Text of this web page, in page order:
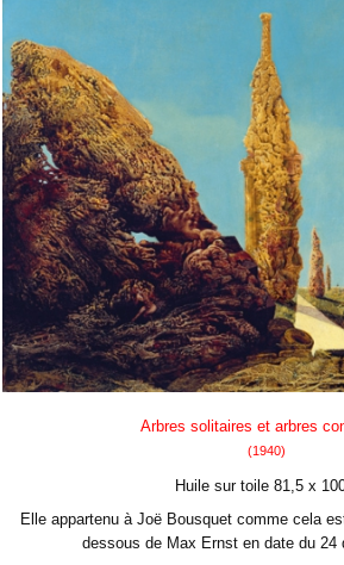
Arbres solitaires et arbres
(1940)
Huile sur toile 81,5 x
Elle appartenu à Joë Bousquet comme cela
dessous de Max Ernst en date du 24